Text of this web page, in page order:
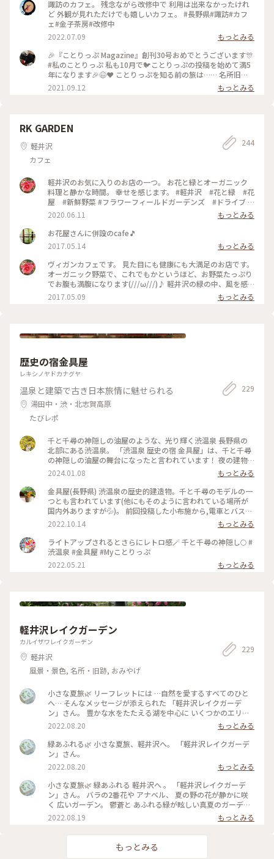
諏訪のカフェ。 残念ながら改修中で 利用は出来なかったけれ
ど 外観が見れただけでも嬉しいカフェ。 #長野県#諏訪#カフ
ェ#金子茶房#改修中
2022.07.09
もっとみる
🎉『ことりっぷ Magazine』創刊30号おめでとうございます🎊
#私のことりっぷ 私も10月で🐦️ことりっぷの投稿を始めて満5
年になります🎉😉❤️ ことりっぷを知る前の旅は…… 名所旧
跡、寺社、古道、祭……などを巡るのに忙しく、疲れるとお茶
しましょ……そんな旅でした。 ことりっぷを始めたばかりの
見られますよ(^_^)v ユーザーさんの投稿を見たときの衝撃🤩
うわっ(゜ロ゜; 何て素敵なカフェ☕️😌✨‼️ ちょうど諏訪大社巡
りをしたかったので、ここも予定に入れよう🎵 カフェを目的
にするなんて今までの旅にはなかったんですよ😆 それからの
旅は、素敵なカフェや食事処を旅の計画に入れることにしまし
チン接種が終了したので、これから活動開始です（~▽~＠）
♪♪♪ #諏訪大社上社本宮 #私のことりっぷ原点 #ここから旅
が変わった
2021.09.12 もっとみる
RK GARDEN
軽井沢
カフェ
244
軽井沢のお気に入りのお店の一つ。 お花と緑とオーガニック
料理と静かな時間。 幸せを感じます。 #軽井沢 #花と緑 #花
屋 #新鮮野菜 #フラワーフィールドガーデンズ #ドライブ #
2020.06.11
もっとみる
お花屋さんに併設のcafe🎵
2017.05.14
もっとみる
ヴィガンカフェです。 見た目にも健康にも大満足のお店です。
オーガニック野菜で、これでもかというほど、お野菜たっぷり
でお腹も満腹になります(///ω///)♪ 軽井沢の緑の中、風を感
じながら、ゆったり朝食が楽しめます❤ #かおる #野菜 #オ
ーガニック野菜 #朝食 #軽井沢 #風 #緑 #カフェ #自
2017.05.09 もっとみる
歴史の宿金具屋
レキシノヤドカナグヤ
温泉と建築で古き日本旅情に魅せられる
湯田中・渋・北志賀高原
たびレポ
229
千と千尋の神隠しの油屋のような、光り輝く渋温泉 長野県の
北部にある渋温泉。 「渋温泉 歴史の宿 金具屋」は、千と千尋
の神隠しの油屋の舞台になったと言われています！ 夜の建物
は、本当に綺麗でした...！✨️ 渋温泉は、9つの外湯があり、「9
湯めぐり」ができます！ 熱い温泉に浸かって、寒い外気にあた
って、綺麗な夜景を眺めて... そんな素敵な冬を過ごすことが出
来ました☃❄ #冬の旅 #ベストトリップ2023 #私のことりっぷ
旅 #渋温泉 #長野旅行 #金具屋
2024.01.08
もっとみる
金具屋(長野県) 渋温泉の歴史的建造物。千と千尋のモデルの一
つとも言われています(他にもそのように言われている場所が
国内外ありますが💦)。 前回投稿した小布施から,電車とバスで
移動できる,ここ渋温泉。外湯めぐりもそれぞれの湯ごとに効
能が異なるとされ,湯比べも楽しい温泉街です。是非とも小布
施の栗めぐりと共に秋を感じてほしいモデルルートです😊✨ #
秋いろとりどり #Myことりっぷ #長野県 #渋温泉#金具屋#温泉
2022.10.14
もっとみる
ライトアップされるとさらにレトロ感🪄 千と千尋の神隠し🌕 #
渋温泉 #金具屋 #Myことりっぷ
2022.05.21
もっとみる
軽井沢レイクガーデン
カルイザワレイクガーデン
軽井沢
風景・景色, 名所・旧跡, おみやげ
229
小さな夏旅🌿 リーフレットには …自然を愛するすべてのひと
へ… そんなメッセージが添えられた 「軽井沢レイクガーデ
ン」さん。 豊かな水をたたえる湖を中心に いくつかのエリア
のある 広い広いガーデン。 湖にかかる めがね橋や架け橋を渡
りながら、 夏の宿根草の咲く小道を 歩きながら、、 自然を心
いっぱい感じる ナチュラルガーデン。 途中の架け橋からの 青
空が映り込んだ眺めの 美しいこと。。 バラのシーズンの見事
さは… 想像するだけで 気持ちも華やぐ。 敷地内には、ショッ
プやカフェ レストランのあるマナーハウスも。。 #夏旅#軽井
沢#軽井沢レイクガーデン#ナチュラルガーデン#緑あふれる#
ゆるり花さんぽ#私のことりっぷ2022 #アートみたいな景色
#Myことりっぷ
2022.08.20
もっとみる
緑あふれる🌿 小さな夏旅、軽井沢へ。 「軽井沢レイクガーデ
ン」さん。
2022.08.20
もっとみる
小さな夏旅🌿 緑あふれる 軽井沢へ 。 「軽井沢レイクガーデ
ン」さん。 バラの2番花や アナベル、 夏の野の花が静かに咲
く 広いガーデン。 鬱蒼と あふれる緑が眩しい真夏のガーデ
ン。 湖の周りを くるりとひとまわりも… 暑くて ちょっと足早
に。。 ふと思い立っての 小さな旅、 もすこし涼しいはず？だ
ったんだけどな。。（笑） #夏旅#軽井沢#緑あふれる#軽井沢
レイクガーデン#避暑地のはずが笑#ゆるり花さんぽ#私のこと
りっぷ2022 #アートみたいな景色 #Myことりっぷ
2022.08.19 もっとみる
もっとみる